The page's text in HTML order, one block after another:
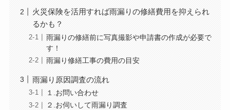
火災保険を活用すれば雨漏りの修繕費用を抑えられ
るかも？
雨漏りの修繕前に写真撮影や申請書の作成が必要で
す！
雨漏り修繕工事の費用の目安
雨漏り原因調査の流れ
１.お問い合わせ
２.お伺いして雨漏り調査